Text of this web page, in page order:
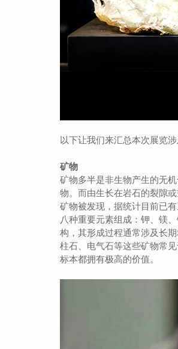
以下让我们来汇总本次展览
矿物
矿物多半是非生物产生的无
物。而由生长在岩石的裂隙
矿物被发现，据统计目前已
八种重要元素组成：钾、镁
构，其形成过程通常涉及长
柱石、电气石等这些矿物常
标本都拥有极高的价值。